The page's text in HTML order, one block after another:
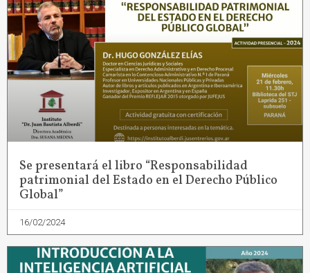
Se presentará el libro “Responsabilidad
patrimonial del Estado en el Derecho Público
Global”
16/02/2024